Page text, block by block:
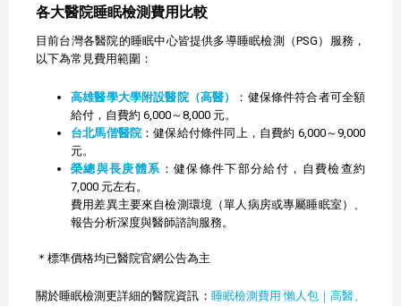
各大醫院睡眠檢測費用比較
目前台灣各醫院的睡眠中心皆提供多導睡眠檢測（PSG）服務，
以下為常見費用範圍：
高雄醫學大學附設醫院（高醫）
：健保條件符合者可全額
給付，自費約 6,000～8,000 元。
台北馬偕醫院 ：健保給付條件同上，自費約 6,000～9,000
元。
榮總與長庚體系 ：健保條件下部分給付，自費檢查約
7,000 元左右。
費用差異主要來自檢測環境（單人病房或專屬睡眠室）、
報告分析深度與醫師諮詢服務。
＊標準價格均已醫院官網公告為主
關於睡眠檢測更詳細的醫院資訊： 睡眠檢測費用 懶人包｜高醫、